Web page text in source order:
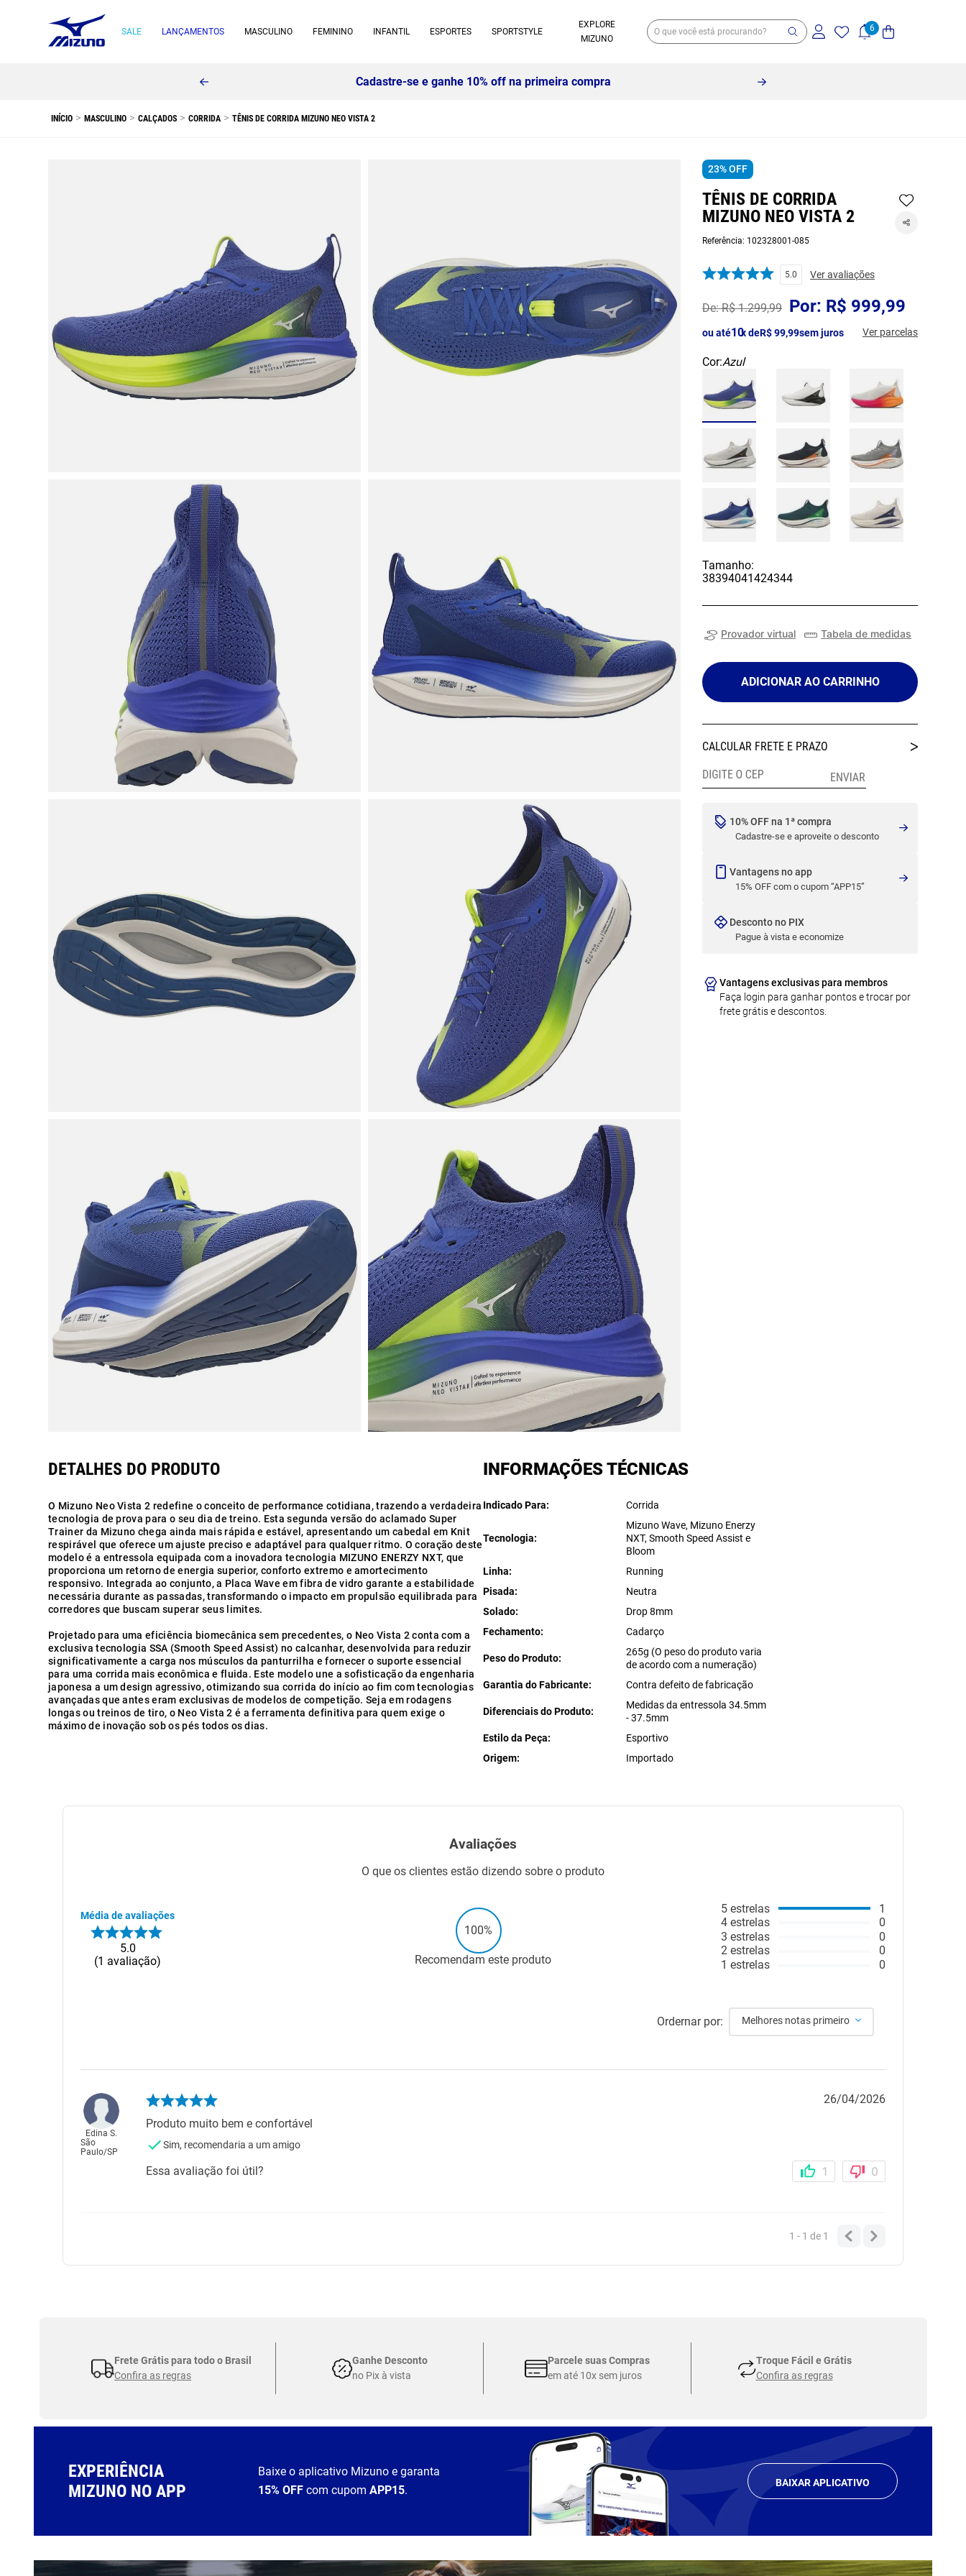
SALE LANÇAMENTOS MASCULINO FEMININO INFANTIL ESPORTES SPORTSTYLE
EXPLORE
MIZUNO
MASCULINO CALÇADOS CORRIDA TÊNIS DE CORRIDA MIZUNO NEO VISTA 2
23%OFF
TÊNIS DE CORRIDA
MIZUNO NEO VISTA 2
Referência: 102328001-085
5.0 Ver avaliações
R$ 1.299,99 R$ 999,99
ou até10x deR$99,99sem juros Ver parcelas
Cor:Azul
Tamanho:
38394041424344
Provador virtual Tabela de medidas
ADICIONAR AO CARRINHO
10% OFF na 1ª compra
Cadastre-se e aproveite o desconto
Vantagens no app
15% OFF com o cupom “APP15”
Desconto no PIX
Pague à vista e economize
Vantagens exclusivas para membros
Faça login para ganhar pontos e trocar por
frete grátis e descontos.
O Mizuno Neo Vista 2 redefine o conceito de performance cotidiana, trazendo a verdadeira
tecnologia de prova para o seu dia de treino. Esta segunda versão do aclamado Super
Trainer da Mizuno chega ainda mais rápida e estável, apresentando um cabedal em Knit
respirável que oferece um ajuste preciso e adaptável para qualquer ritmo. O coração deste
modelo é a entressola equipada com a inovadora tecnologia MIZUNO ENERZY NXT, que
proporciona um retorno de energia superior, conforto extremo e amortecimento
responsivo. Integrada ao conjunto, a Placa Wave em fibra de vidro garante a estabilidade
necessária durante as passadas, transformando o impacto em propulsão equilibrada para
corredores que buscam superar seus limites.
Projetado para uma eficiência biomecânica sem precedentes, o Neo Vista 2 conta com a
exclusiva tecnologia SSA (Smooth Speed Assist) no calcanhar, desenvolvida para reduzir
significativamente a carga nos músculos da panturrilha e fornecer o suporte essencial
para uma corrida mais econômica e fluida. Este modelo une a sofisticação da engenharia
japonesa a um design agressivo, otimizando sua corrida do início ao fim com tecnologias
avançadas que antes eram exclusivas de modelos de competição. Seja em rodagens
longas ou treinos de tiro, o Neo Vista 2 é a ferramenta definitiva para quem exige o
máximo de inovação sob os pés todos os dias.
INFORMAÇÕES TÉCNICAS
Indicado Para Corrida
Tecnologia
Mizuno Wave, Mizuno Enerzy
NXT, Smooth Speed Assist e
Bloom
Linha
Running
Pisada
Neutra
Solado
Drop 8mm
Fechamento
Cadarço
Peso do Produto
265g (O peso do produto varia
de acordo com a numeração)
Garantia do Fabricante
Contra defeito de fabricação
Diferenciais do Produto
Medidas da entressola 34.5mm
- 37.5mm
Estilo da Peça
Esportivo
Origem
Importado
Avaliações
O que os clientes estão dizendo sobre o produto
Média de avaliações
5.0
1 avaliação
100%
Recomendam este produto
5 estrelas
4 estrelas
3 estrelas
2 estrelas
1 estrelas
1
0
0
0
0
Ordernar por: Melhores notas primeiro
Edina S.
São
Paulo/SP
26/04/2026
Produto muito bem e confortável
Sim, recomendaria a um amigo
Essa avaliação foi útil? 1 0
1 - 1de 1
Frete Grátis para todo o Brasil
Confira as regras
Ganhe Desconto
no Pix à vista
Parcele suas Compras
em até 10x sem juros
Troque Fácil e Grátis
Confira as regras
EXPERIÊNCIA
MIZUNO NO APP
Baixe o aplicativo Mizuno e garanta
15% OFF com cupomAPP15.
BAIXAR APLICATIVO